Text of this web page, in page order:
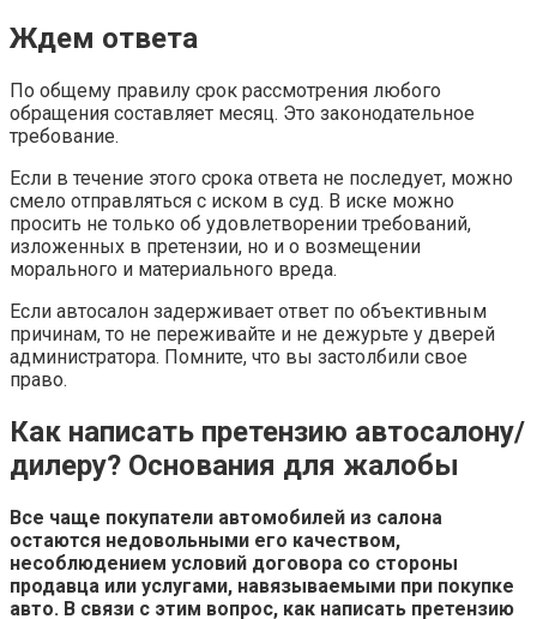
Ждем ответа
По общему правилу срок рассмотрения любого
обращения составляет месяц. Это законодательное
требование.
Если в течение этого срока ответа не последует, можно
смело отправляться с иском в суд. В иске можно
просить не только об удовлетворении требований,
изложенных в претензии, но и о возмещении
морального и материального вреда.
Если автосалон задерживает ответ по объективным
причинам, то не переживайте и не дежурьте у дверей
администратора. Помните, что вы застолбили свое
право.
Как написать претензию автосалону/
дилеру? Основания для жалобы
Все чаще покупатели автомобилей из салона
остаются недовольными его качеством,
несоблюдением условий договора со стороны
продавца или услугами, навязываемыми при покупке
авто. В связи с этим вопрос, как написать претензию